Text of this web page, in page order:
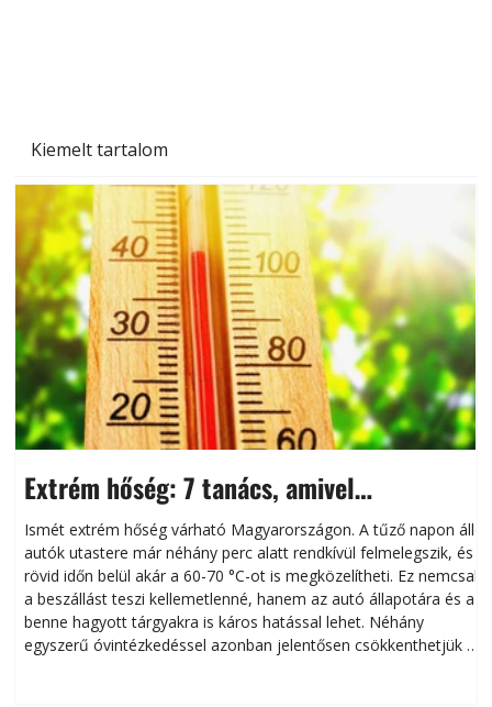
Kiemelt tartalom
Extrém hőség: 7 tanács, amivel
megóvhatjuk autónkat a nyári károktól
Ismét extrém hőség várható Magyarországon. A tűző napon álló
autók utastere már néhány perc alatt rendkívül felmelegszik, és
rövid időn belül akár a 60-70 °C-ot is megközelítheti. Ez nemcsak
a beszállást teszi kellemetlenné, hanem az autó állapotára és a
benne hagyott tárgyakra is káros hatással lehet. Néhány
egyszerű óvintézkedéssel azonban jelentősen csökkenthetjük a